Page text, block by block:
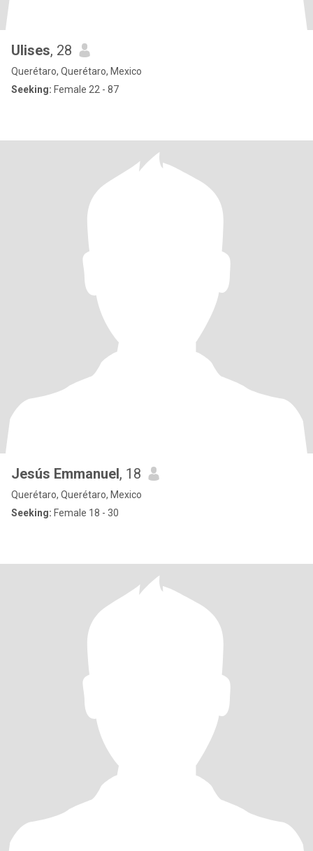
Ulises, 28
Querétaro, Querétaro, Mexico
Seeking: Female 22 - 87
Jesús Emmanuel, 18
Querétaro, Querétaro, Mexico
Seeking: Female 18 - 30